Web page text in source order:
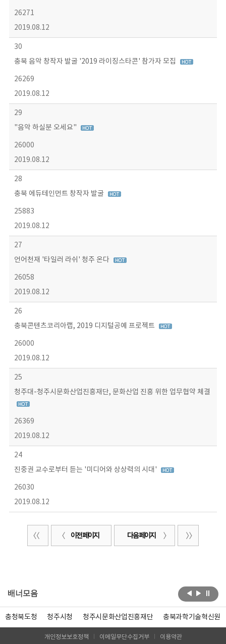
26271
2019.08.12
30
충북 음악 창작자 발굴 '2019 라이징스타콘' 참가자 모집
26269
2019.08.12
29
"음악 하실분 오세요"
26000
2019.08.12
28
충북 에듀테인먼트 창작자 발굴
25883
2019.08.12
27
언어천재 '타일러 라쉬' 청주 온다
26058
2019.08.12
26
충북콘텐츠코리아랩, 2019 디지털공예 프로젝트
26000
2019.08.12
25
청주대-청주시문화산업진흥재단, 문화산업 진흥 위한 업무협약 체결
26369
2019.08.12
24
진중권 교수로부터 듣는 '미디어와 상상력의 시대'
26030
2019.08.12
이전 페이지 다음 페이지
배너모음
충청북도청 청주시청 청주시문화산업진흥재단 충북과학기술혁신원
개인정보보호정책 이메일무단수집거부 이용약관